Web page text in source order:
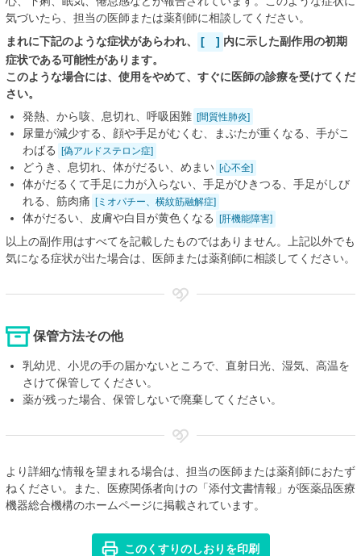
気づいたら、担当の医師または薬剤師に相談してください。
まれに下記のような症状があらわれ、
[ ] 内に示した副作用の初期
症状である可能性があります。
このような場合には、使用をやめて、すぐに医師の診療を受けてくだ
さい。
発熱、から咳、息切れ、呼吸困難 [間質性肺炎]
尿量が減少する、顔や手足がむくむ、まぶたが重くなる、手がこ
わばる [偽アルドステロン症]
どうき、息切れ、体がだるい、めまい [心不全]
体がだるくて手足に力が入らない、手足がひきつる、手足がしび
れる、筋肉痛
[ミオパチー、横紋筋融解症]
体がだるい、皮膚や白目が黄色くなる [肝機能障害]
以上の副作用はすべてを記載したものではありません。上記以外でも
気になる症状が出た場合は、医師または薬剤師に相談してください。
保管方法その他
乳幼児、小児の手の届かないところで、直射日光、湿気、高温を
さけて保管してください。
薬が残った場合、保管しないで廃棄してください。
より詳細な情報を望まれる場合は、担当の医師または薬剤師におたず
ねください。また、医療関係者向けの「添付文書情報」が医薬品医療
機器総合機構のホームページに掲載されています。
このくすりのしおりを印刷